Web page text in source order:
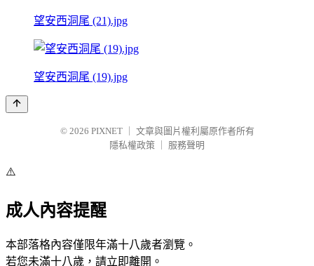
望安西洞尾 (21).jpg
望安西洞尾 (19).jpg
© 2026 PIXNET
文章與圖片權利屬原作者所有
隱私權政策
服務聲明
⚠️
成人內容提醒
本部落格內容僅限年滿十八歲者瀏覽。
若您未滿十八歲，請立即離開。